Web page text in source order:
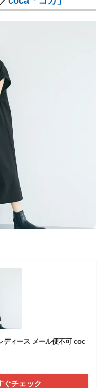
ディース メール便不可 coc
ぐチェック